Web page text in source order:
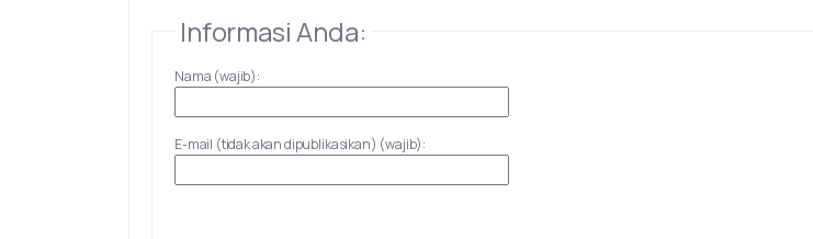
Informasi Anda:
Nama (wajib):
E-mail (tidak akan dipublikasikan) (wajib):